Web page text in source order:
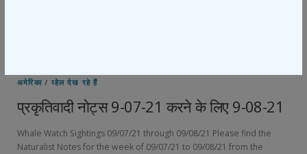
अमेरिका/व्हेल देख रहे हैं
प्रकृतिवादी नोट्स 9-07-21 करने के लिए 9-08-21
Whale Watch Sightings 09/07/21 through 09/08/21 Please find the
Naturalist Notes for the week of 09/07/21 to 09/08/21 from the